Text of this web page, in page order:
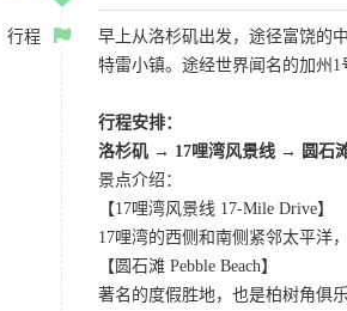
行程
早上从洛杉矶出发，途径富饶的
特雷小镇。途经世界闻名的加州
行程安排：
洛杉矶 → 17哩湾风景线 → 圆石
景点介绍：
【17哩湾风景线 17-Mile Drive】
17哩湾的西侧和南侧紧邻太平洋
【圆石滩 Pebble Beach】
著名的度假胜地，也是柏树角俱